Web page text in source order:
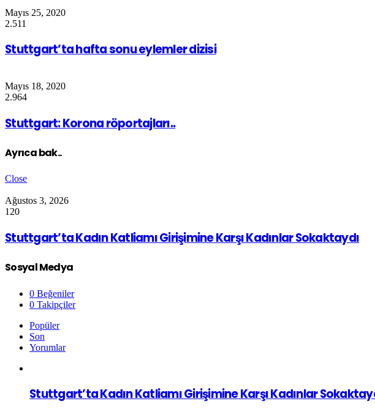
Mayıs 25, 2020
2.511
Stuttgart’ta hafta sonu eylemler dizisi
Mayıs 18, 2020
2.964
Stuttgart: Korona röportajları..
Ayrıca bak..
Close
Ağustos 3, 2026
120
Stuttgart’ta Kadın Katliamı Girişimine Karşı Kadınlar Sokaktaydı
Sosyal Medya
0 Beğeniler
0 Takipçiler
Popüler
Son
Yorumlar
Stuttgart’ta Kadın Katliamı Girişimine Karşı Kadınlar